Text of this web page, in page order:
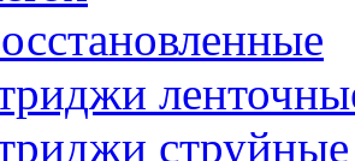
струйные